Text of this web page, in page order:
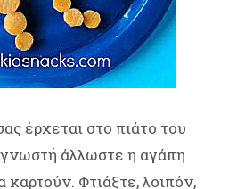
έρχεται στο πιάτο του
γνωστή άλλωστε η αγάπη
καρτούν. Φτιάξτε, λοιπόν,